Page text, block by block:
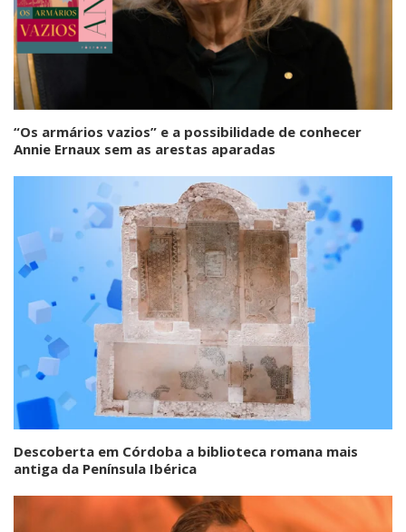
“Os armários vazios” e a possibilidade de conhecer
Annie Ernaux sem as arestas aparadas
Descoberta em Córdoba a biblioteca romana mais
antiga da Península Ibérica